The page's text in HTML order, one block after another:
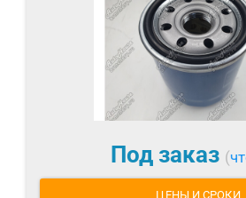
Под заказ (
ЦЕНЫ И СРОКИ